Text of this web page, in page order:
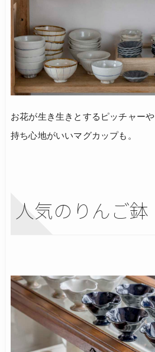
お花が生き生きとするピッチャーや
持ち心地がいいマグカップも。
人気のりんご鉢